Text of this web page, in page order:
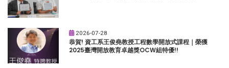
2026-07-28
恭賀! 資工系王俊堯教授工程數學開放式課程｜榮獲
2025臺灣開放教育卓越獎OCW組特優!!